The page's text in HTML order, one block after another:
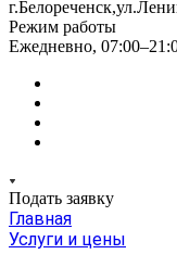
Режим работы
Ежедневно,
Подать заявку
Главная
Услуги и цены